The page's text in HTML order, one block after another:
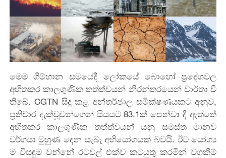
මෙම ගිම්හාන සමයේදී ලෝකයේ බොහෝ ප්‍රදේශවල
අහිතකර කාලගුණික තත්ත්වයන් නිරන්තරයෙන් වාර්තා වී
තිබේ. CGTN සිදු කළ අන්තර්ජාල සමීක්ෂණයකට අනුව,
ප්‍රතිචාර දැක්වූවන්ගෙන් සියයට 83.1ක් පෙන්වා දී ඇත්තේ
අහිතකර කාලගුණික තත්ත්වයන් යනු සමස්ත මානව
වර්ගයා මුහුණ දෙන සැබෑ අභියෝගයක් බවයි. ඊට යෝග්‍ය
ම විසඳුම වන්නේ රටවල් එක්ව කටයුතු කරමින් වගකීම්